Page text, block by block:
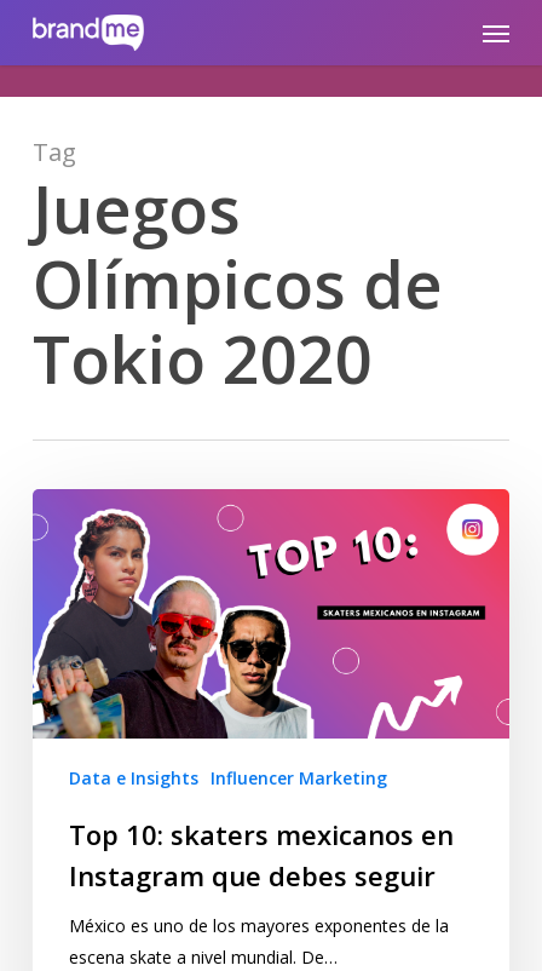
brandme.la Menu
Tag
Juegos
Olímpicos de
Tokio 2020
Data e Insights Influencer Marketing
Top 10: skaters mexicanos en
Instagram que debes seguir
México es uno de los mayores exponentes de la
escena skate a nivel mundial. De…